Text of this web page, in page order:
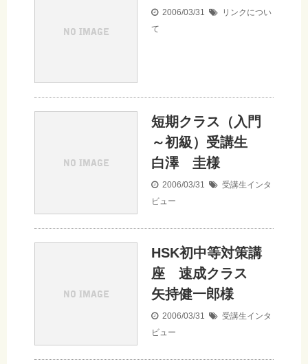
2006/03/31
リンクについ
て
短期クラス（入門
～初級）受講生
白澤 圭様
2006/03/31
受講生インタ
ビュー
HSK初中等対策講
座 速成クラス
矢持健一郎様
2006/03/31
受講生インタ
ビュー